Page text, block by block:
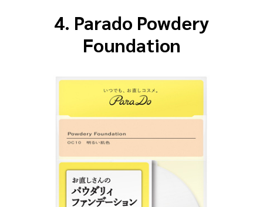
4. Parado Powdery
Foundation